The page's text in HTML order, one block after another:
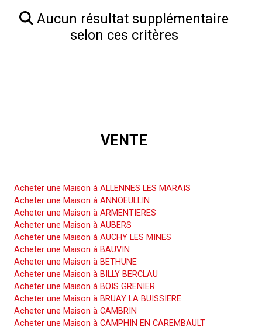
Aucun résultat supplémentaire
selon ces critères
VENTE
Acheter une Maison à ALLENNES LES MARAIS
Acheter une Maison à ANNOEULLIN
Acheter une Maison à ARMENTIERES
Acheter une Maison à AUBERS
Acheter une Maison à AUCHY LES MINES
Acheter une Maison à BAUVIN
Acheter une Maison à BETHUNE
Acheter une Maison à BILLY BERCLAU
Acheter une Maison à BOIS GRENIER
Acheter une Maison à BRUAY LA BUISSIERE
Acheter une Maison à CAMBRIN
Acheter une Maison à CAMPHIN EN CAREMBAULT